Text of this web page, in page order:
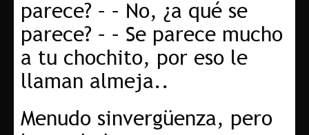
parece? – – No, ¿a qué se
parece? – – Se parece mucho
a tu chochito, por eso le
llaman almeja..
Menudo sinvergüenza, pero